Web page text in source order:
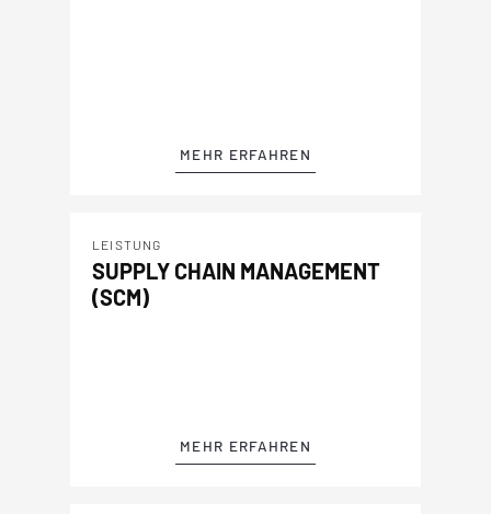
MEHR ERFAHREN
LEISTUNG
SUPPLY CHAIN MANAGEMENT
(SCM)
MEHR ERFAHREN